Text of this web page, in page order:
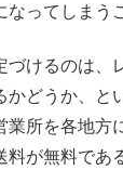
ってしまう
づけるのは、
かどうか、と
業所を各地方
が無料であ